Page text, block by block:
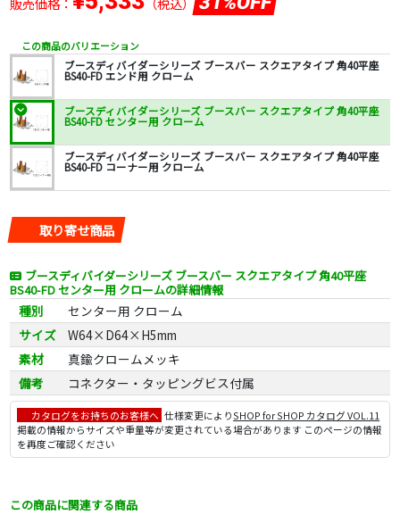
この商品のバリエーション
ブースディバイダーシリーズ ブースバー スクエアタイプ 角40平座
BS40-FD エンド用 クローム
ブースディバイダーシリーズ ブースバー スクエアタイプ 角40平座
BS40-FD センター用 クローム
ブースディバイダーシリーズ ブースバー スクエアタイプ 角40平座
BS40-FD コーナー用 クローム
取り寄せ商品
ブースディバイダーシリーズ ブースバー スクエアタイプ 角40平座
BS40-FD センター用 クロームの詳細情報
種別
センター用 クローム
サイズ
W64×D64×H5mm
素材
真鍮クロームメッキ
備考
コネクター・タッピングビス付属
カタログをお持ちのお客様へ 仕様変更によりSHOP for SHOP カタログ VOL.11
掲載の情報からサイズや重量等が変更されている場合があります このページの情報
を再度ご確認ください
この商品に関連する商品